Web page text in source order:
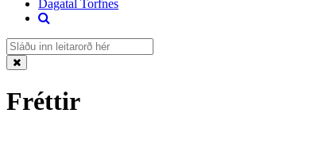
Dagatal Torfnes
Fréttir